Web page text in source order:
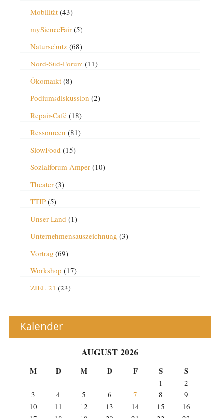
Mobilität(43)
mySienceFair(5)
Naturschutz(68)
Nord-Süd-Forum(11)
Ökomarkt(8)
Podiumsdiskussion (2)
Repair-Café(18)
Ressourcen (81)
SlowFood (15)
Sozialforum Amper(10)
Theater(3)
TTIP(5)
Unser Land (1)
Unternehmensauszeichnung (3)
Vortrag (69)
Workshop (17)
ZIEL 21 (23)
Kalender
AUGUST 2026
M D M D F S S
1
2
3
4 5 6 7 8
9
10
11 12 13 14 15
16